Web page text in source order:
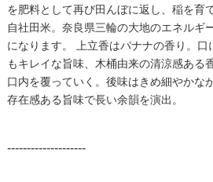
を肥料として再び田んぼに返し、稲を育
自社田米。奈良県三輪の大地のエネルギ
になります。 上立香はパナナの香り。
もキレイな旨味、木桶由来の清涼感ある
口内を覆っていく。後味はきめ細やかな
存在感ある旨味で長い余韻を演出。
--------------------